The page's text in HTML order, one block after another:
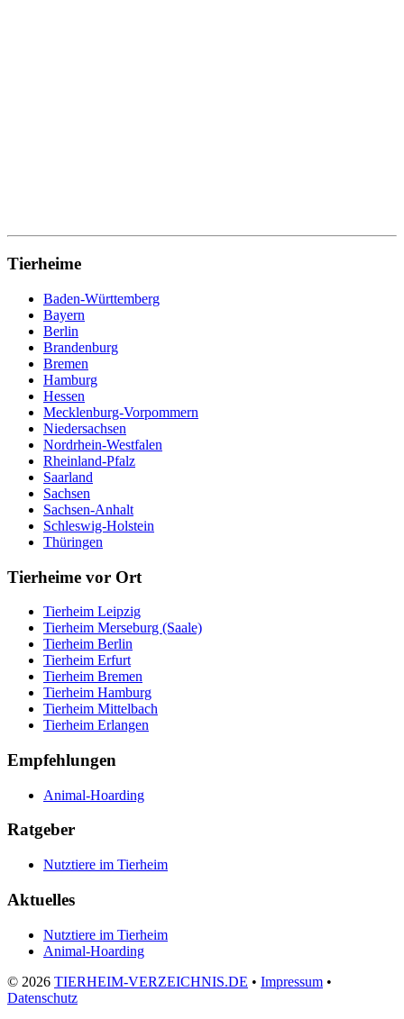
Tierheime
Baden-Württemberg
Bayern
Berlin
Brandenburg
Bremen
Hamburg
Hessen
Mecklenburg-Vorpommern
Niedersachsen
Nordrhein-Westfalen
Rheinland-Pfalz
Saarland
Sachsen
Sachsen-Anhalt
Schleswig-Holstein
Thüringen
Tierheime vor Ort
Tierheim Leipzig
Tierheim Merseburg (Saale)
Tierheim Berlin
Tierheim Erfurt
Tierheim Bremen
Tierheim Hamburg
Tierheim Mittelbach
Tierheim Erlangen
Empfehlungen
Animal-Hoarding
Ratgeber
Nutztiere im Tierheim
Aktuelles
Nutztiere im Tierheim
Animal-Hoarding
© 2026 TIERHEIM-VERZEICHNIS.DE • Impressum •
Datenschutz